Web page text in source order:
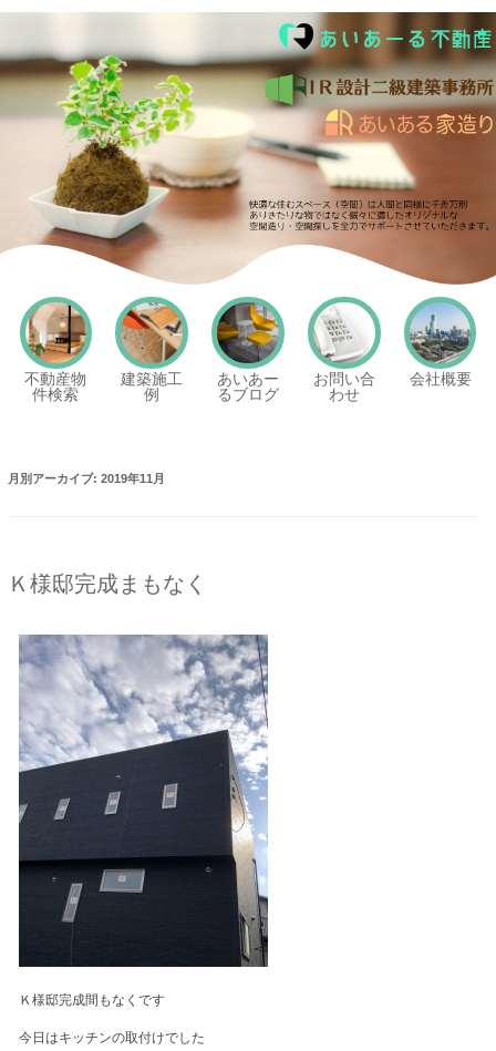
あいあーる不動産
不動産物
件検索
建築施工
例
あいあー
るブログ
お問い合
わせ
会社概要
月別アーカイブ: 2019年11月
Ｋ様邸完成まもなく
Ｋ様邸完成間もなくです
今日はキッチンの取付けでした